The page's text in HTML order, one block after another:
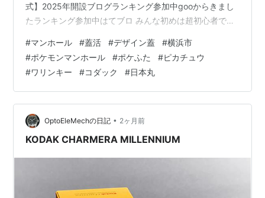
式】2025年開設ブログランキング参加中gooからきまし
たランキング参加中はてブロ みんな初めは超初心者です
ールランキング参加中旅行記ランキング参加中街歩きラ
ンキング参加中神奈川県ランキング参加中漫画＆アニメ
話ランキング参加中ポケモン
#マンホール #蓋活 #デザイン蓋 #横浜市
#ポケモンマンホール #ポケふた #ピカチュウ
#ワリンキー #コダック #日本丸
OptoEleMechの日記 • 2ヶ月前
KODAK CHARMERA MILLENNIUM